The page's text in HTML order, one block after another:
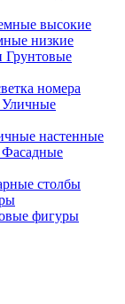
высокие
низкие
Грунтовые
номера
Уличные
настенные
Фасадные
столбы
фигуры